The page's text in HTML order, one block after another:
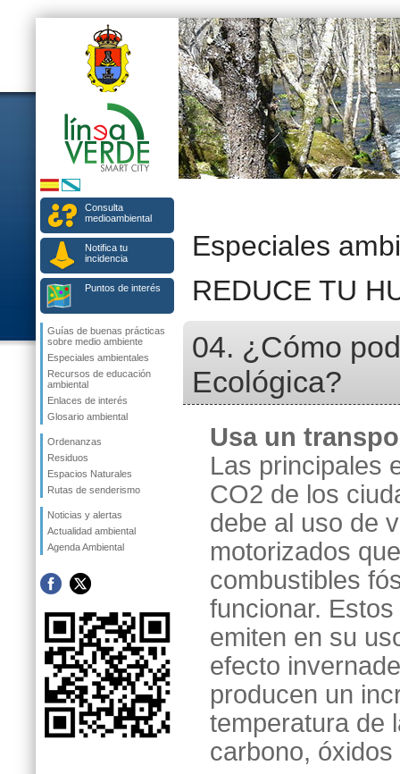
Consulta
medioambiental
Notifica tu
incidencia
Puntos de interés
Guías de buenas prácticas
sobre medio ambiente
Especiales ambientales
Recursos de educación
ambiental
Enlaces de interés
Glosario ambiental
Ordenanzas
Residuos
Espacios Naturales
Rutas de senderismo
Noticias y alertas
Actualidad ambiental
Agenda Ambiental
Especiales
REDUCE TU
04. ¿Cómo
Ecológica?
Usa un
Las principales
CO2 de los
debe al uso de
motorizados
combustibles
funcionar.
emiten en su
efecto
producen un
temperatura de
carbono,